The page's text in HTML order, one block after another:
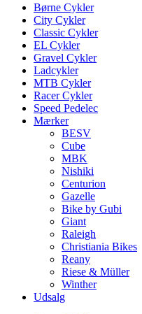
search
Menu
Børne Cykler
City Cykler
Classic Cykler
EL Cykler
Gravel Cykler
Ladcykler
MTB Cykler
Racer Cykler
Speed Pedelec
Mærker
BESV
Cube
MBK
Nishiki
Centurion
Gazelle
Bike by Gubi
Giant
Raleigh
Christiania Bikes
Reany
Riese & Müller
Winther
Udsalg